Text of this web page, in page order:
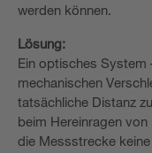
werden können.
Lösung:
Ein optisches System
mechanischen
tatsächliche Distanz
beim Hereinragen
die Messstrecke